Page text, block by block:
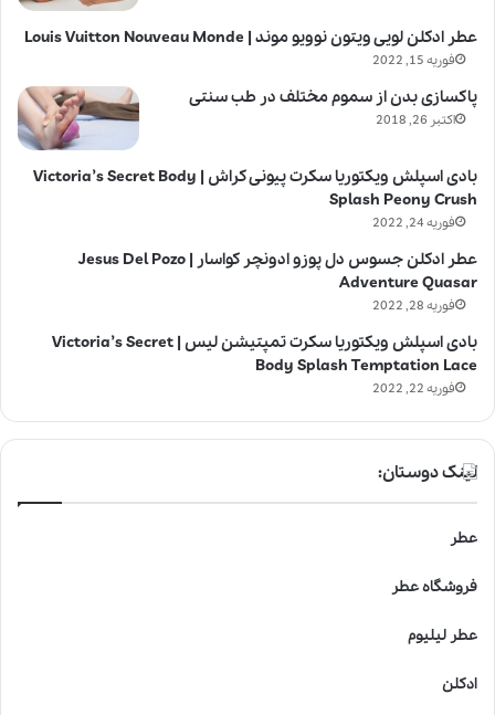
عطر ادکلن لویی ویتون نوویو موند | Louis Vuitton Nouveau Monde
فوریه 15, 2022
پاکسازی بدن از سموم مختلف در طب سنتی
اکتبر 26, 2018
بادی اسپلش ویکتوریا سکرت پیونی کراش | Victoria’s Secret Body
Splash Peony Crush
فوریه 24, 2022
عطر ادکلن جسوس دل پوزو ادونچر کواسار | Jesus Del Pozo
Adventure Quasar
فوریه 28, 2022
بادی اسپلش ویکتوریا سکرت تمپتیشن لیس | Victoria’s Secret
Body Splash Temptation Lace
فوریه 22, 2022
لینک دوستان:
عطر
فروشگاه عطر
عطر لیلیوم
ادکلن